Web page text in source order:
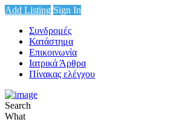
Add Listing Sign In
Συνδρομές
Κατάστημα
Επικοινωνία
Ιατρικά Άρθρα
Πίνακας ελέγχου
Search
What